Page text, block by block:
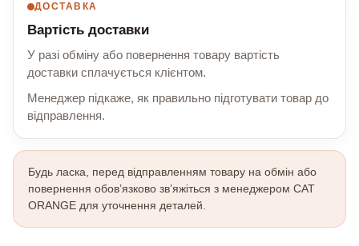
ДОСТАВКА
Вартість доставки
У разі обміну або повернення товару вартість
доставки сплачується клієнтом.
Менеджер підкаже, як правильно підготувати товар до
відправлення.
Будь ласка, перед відправленням товару на обмін або
повернення обов’язково зв’яжіться з менеджером CAT
ORANGE для уточнення деталей.